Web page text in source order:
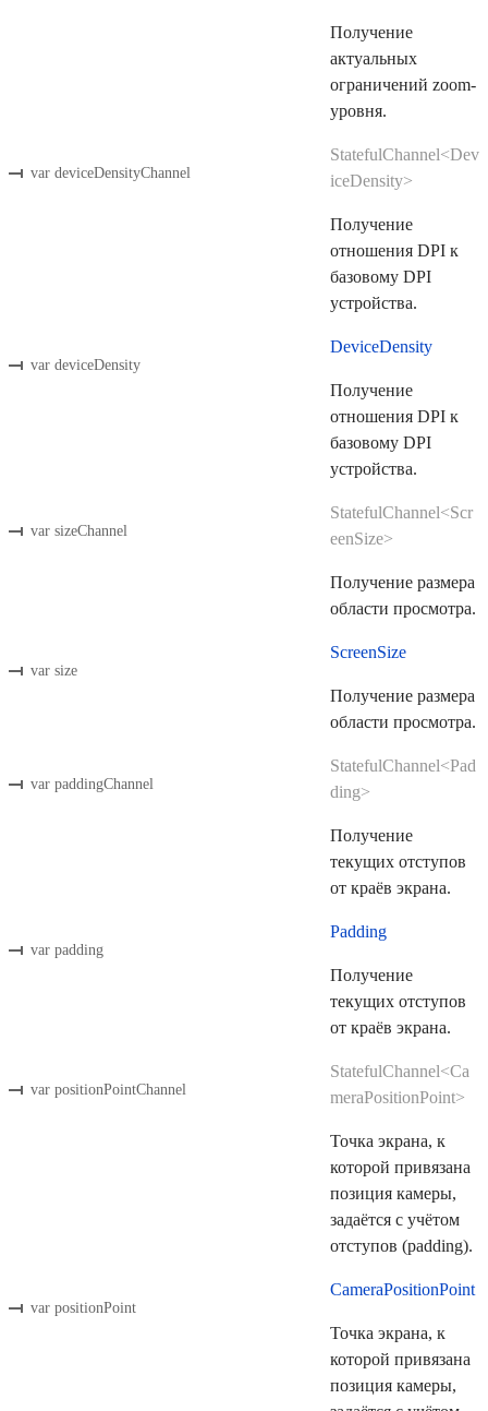
Получение
актуальных
ограничений zoom-
уровня.
var deviceDensityChannel
StatefulChannel<Dev
iceDensity>
Получение
отношения DPI к
базовому DPI
устройства.
var deviceDensity
DeviceDensity
Получение
отношения DPI к
базовому DPI
устройства.
var sizeChannel
StatefulChannel<Scr
eenSize>
Получение размера
области просмотра.
var size
ScreenSize
Получение размера
области просмотра.
var paddingChannel
StatefulChannel<Pad
ding>
Получение
текущих отступов
от краёв экрана.
var padding
Padding
Получение
текущих отступов
от краёв экрана.
var positionPointChannel
StatefulChannel<Ca
meraPositionPoint>
Точка экрана, к
которой привязана
позиция камеры,
задаётся с учётом
отступов (padding).
var positionPoint
CameraPositionPoint
Точка экрана, к
которой привязана
позиция камеры,